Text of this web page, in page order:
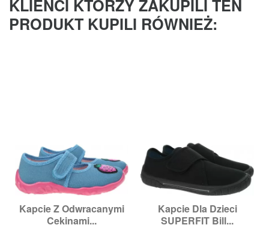
KLIENCI KTÓRZY ZAKUPILI TEN
PRODUKT KUPILI RÓWNIEŻ:
Kapcie Z Odwracanymi
Cekinami...
Kapcie Dla Dzieci
SUPERFIT Bill...